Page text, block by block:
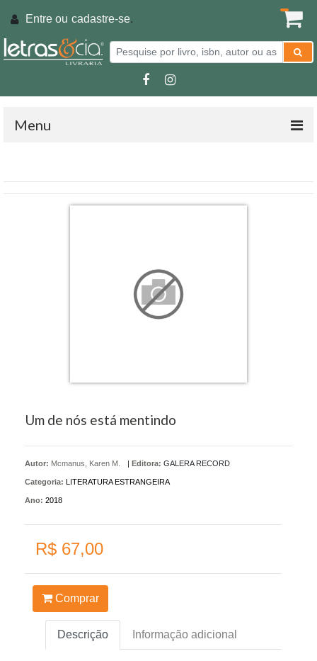
Entre ou cadastre-se.
Menu
Um de nós está mentindo
Autor: Mcmanus, Karen M. | Editora: GALERA RECORD
Categoria: LITERATURA ESTRANGEIRA
Ano: 2018
R$ 67,00
Comprar
Descrição Informação adicional